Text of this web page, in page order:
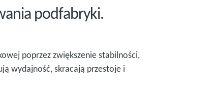
podfabryki.
poprzez zwiększenie stabilności,
wydajność, skracają przestoje i